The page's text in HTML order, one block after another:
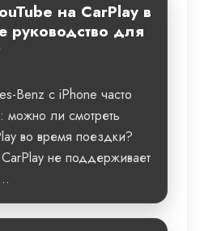
на CarPlay в
руководство для
Benz с iPhone часто
можно ли смотреть
во время поездки?
не поддерживает